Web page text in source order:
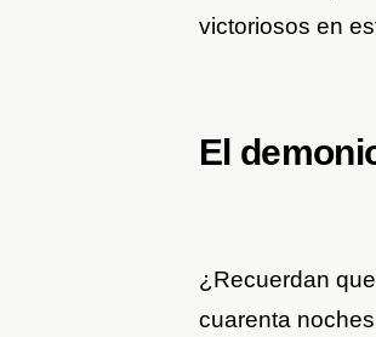
victoriosos en
El
¿Recuerdan
cuarenta